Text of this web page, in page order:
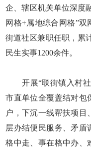
企、辖区机关单位深度
网格+属地综合网格”
街道社区兼职任职，累
民生实事1200余件。
开展“联街镇入村社
市直单位全覆盖结对包
户，下沉一线帮扶项目
层办结便民服务、矛盾
格中走、事在格中办、